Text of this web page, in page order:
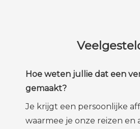
Hoe weten jullie dat een
gemaakt?
Je krijgt een persoonlijke
waarmee je onze reizen en